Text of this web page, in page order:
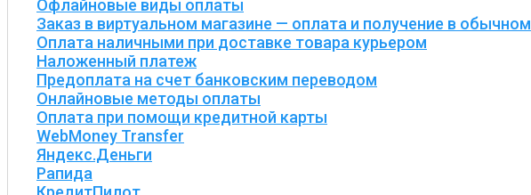
Офлайновые виды оплаты
Заказ в виртуальном магазине — оплата и получение в обычном
Оплата наличными при доставке товара курьером
Наложенный платеж
Предоплата на счет банковским переводом
Онлайновые методы оплаты
Оплата при помощи кредитной карты
WebMoney Transfer
Яндекс.Деньги
Рапида